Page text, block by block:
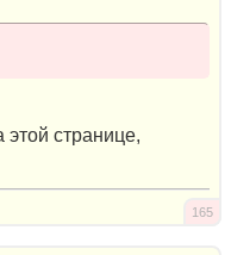
этой странице,
165